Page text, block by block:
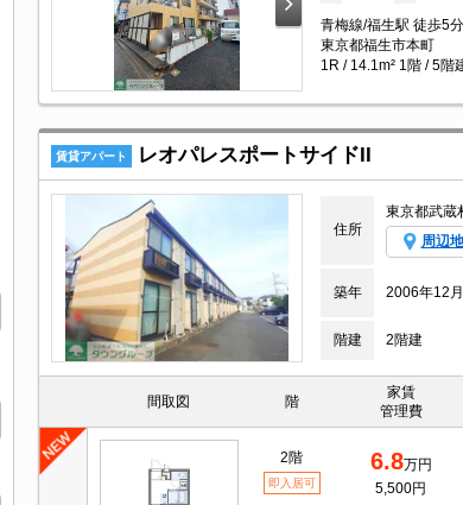
青梅線/福生駅 徒歩5分
東京都福生市本町
1R / 14.1m² 1階 / 5階
賃貸アパート レオパレスポートサイドII
住所
東京都武蔵
周辺
築年
2006年12
階建 2階建
間取図 階
家賃
管理費
2階
即入居可
6.8万円
5,500円